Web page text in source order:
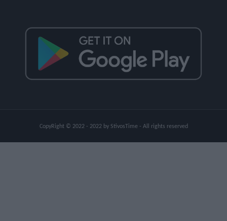
CopyRight © 2022 - 2022 by StivosTime - All rights reserved